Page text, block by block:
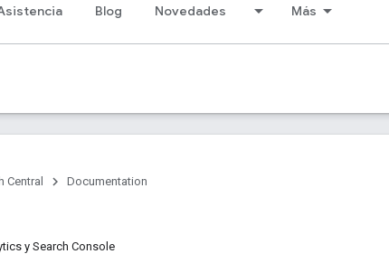
Blog Novedades Más
Central Documentation
y Search Console